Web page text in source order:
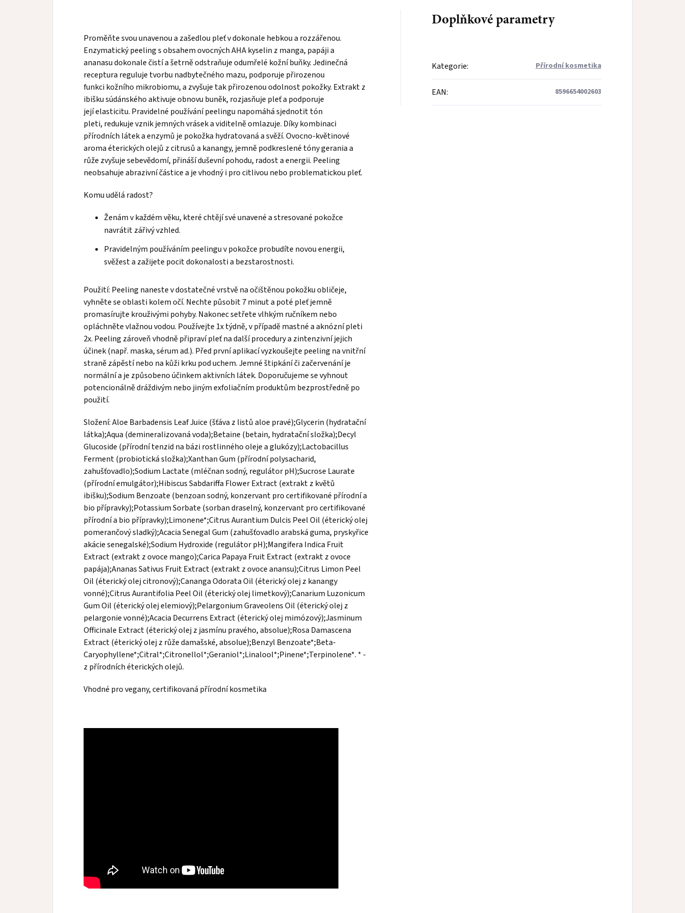
Proměňte svou unavenou a zašedlou pleť v dokonale hebkou a rozzářenou.
Enzymatický peeling sobsahem ovocných AHA kyselin z manga, papáji a
ananasudokonale čistí a šetrně odstraňuje odumřelé kožní buňky. Jedinečná
receptura reguluje tvorbu nadbytečného mazu, podporuje přirozenou
funkci kožního mikrobiomu,a zvyšuje tak přirozenou odolnost pokožky. Extrakt z
ibišku súdánského aktivuje obnovu buněk, rozjasňuje pleť a podporuje
jejíelasticitu. Pravidelné používání peelingu napomáhásjednotit tón
pleti, redukuje vznik jemných vrásek a viditelně omlazuje. Díky kombinaci
přírodních látek a enzymů je pokožka hydratovaná a svěží. Ovocno-květinové
aroma éterických olejů z citrusů a kanangy, jemně podkreslené tóny gerania a
růže zvyšuje sebevědomí, přináší duševní pohodu, radost a energii. Peeling
neobsahuje abrazivní částice a je vhodný i pro citlivou nebo problematickou pleť.
Komu udělá radost?
Ženám v každém věku, které chtějí své unavené a stresované pokožce
navrátit zářivý vzhled.
Pravidelným používáním peelingu v pokožce probudíte novou energii,
svěžest a zažijete pocit dokonalosti a bezstarostnosti.
Použití: Peeling naneste v dostatečné vrstvě na očištěnou pokožku obličeje,
vyhněte se oblasti kolem očí. Nechte působit 7 minut a poté pleť jemně
promasírujte krouživými pohyby. Nakonec setřete vlhkým ručníkem nebo
opláchněte vlažnou vodou. Používejte 1x týdně, v případě mastné a aknózní pleti
2x. Peeling zároveň vhodně připraví pleť na další procedury a zintenzivní jejich
účinek (např. maska, sérum ad.). Před první aplikací vyzkoušejte peeling na vnitřní
straně zápěstí nebo na kůži krku pod uchem. Jemné štipkání či začervenání je
normální a je způsobeno účinkem aktivních látek. Doporučujeme se vyhnout
potencionálně dráždivým nebo jiným exfoliačním produktům bezprostředně po
použití.
Složení:Aloe Barbadensis Leaf Juice (šťáva z listů aloe pravé);Glycerin (hydratační
látka);Aqua (demineralizovaná voda);Betaine (betain, hydratační složka);Decyl
Glucoside (přírodní tenzid na bázi rostlinného oleje a glukózy);Lactobacillus
Ferment (probiotická složka);Xanthan Gum (přírodní polysacharid,
zahušťovadlo);Sodium Lactate (mléčnan sodný, regulátor pH);Sucrose Laurate
(přírodní emulgátor);Hibiscus Sabdariffa Flower Extract (extrakt z květů
ibišku);Sodium Benzoate (benzoan sodný, konzervant pro certifikované přírodní a
bio přípravky);Potassium Sorbate (sorban draselný, konzervant pro certifikované
přírodní a bio přípravky);Limonene*;Citrus Aurantium Dulcis Peel Oil (éterický olej
pomerančový sladký);Acacia Senegal Gum (zahušťovadlo arabská guma, pryskyřice
akácie senegalské);Sodium Hydroxide (regulátor pH);Mangifera Indica Fruit
Extract (extrakt z ovoce mango);Carica Papaya Fruit Extract (extrakt z ovoce
papája);Ananas Sativus Fruit Extract (extrakt z ovoce anansu);Citrus Limon Peel
Oil (éterický olej citronový);Cananga Odorata Oil (éterický olej z kanangy
vonné);Citrus Aurantifolia Peel Oil (éterický olej limetkový);Canarium Luzonicum
Gum Oil (éterický olej elemiový);Pelargonium Graveolens Oil (éterický olej z
pelargonie vonné);Acacia Decurrens Extract (éterický olej mimózový);Jasminum
Officinale Extract (éterický olej z jasmínu pravého, absolue);Rosa Damascena
Extract (éterický olej z růže damašské, absolue);Benzyl Benzoate*;Beta-
Caryophyllene*;Citral*;Citronellol*;Geraniol*;Linalool*;Pinene*;Terpinolene*. * -
z přírodních éterických olejů.
Vhodné pro vegany, certifikovaná přírodní kosmetika
Doplňkové parametry
Kategorie: Přírodní kosmetika
EAN: 8596654002603